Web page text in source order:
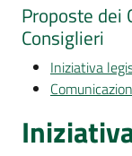
Proposte dei
Consiglieri
Iniziativa